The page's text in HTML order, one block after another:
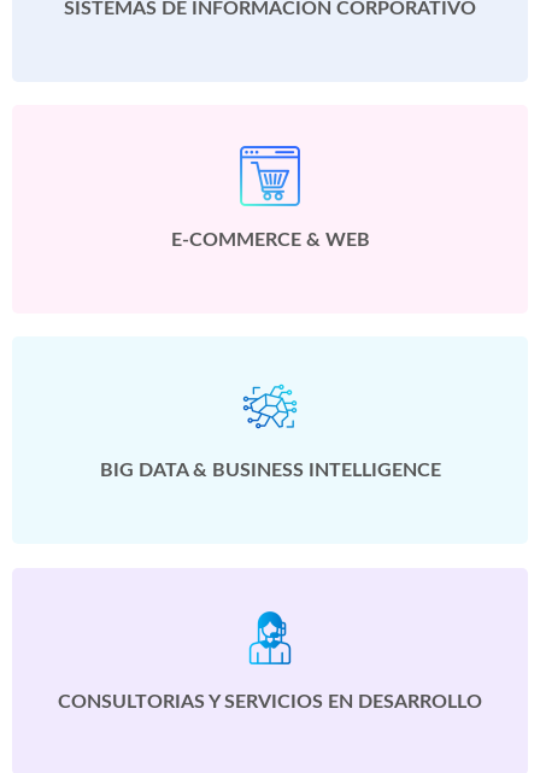
SISTEMAS DE INFORMACIÓN CORPORATIVO
E-COMMERCE & WEB
BIG DATA & BUSINESS INTELLIGENCE
CONSULTORIAS Y SERVICIOS EN DESARROLLO